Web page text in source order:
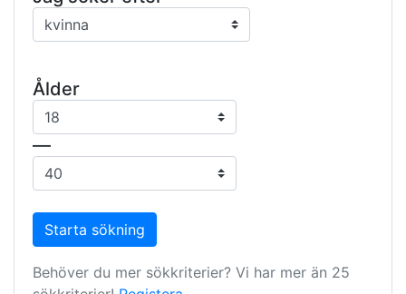
Ålder
—
Behöver du mer sökkriterier? Vi har mer än 25